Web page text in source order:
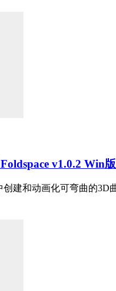
v1.0.2 Win
建和动画化可弯曲的3D